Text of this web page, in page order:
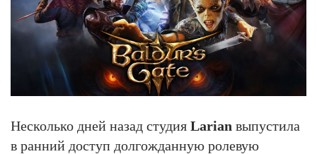
Несколько дней назад студия Larian выпустила
в ранний доступ долгожданную ролевую